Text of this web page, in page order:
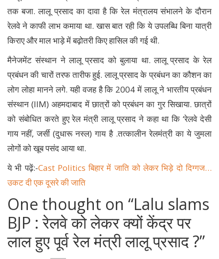
तक बजा. लालू प्रसाद का दावा है कि रेल मंत्रालय संभालने के दौरान
रेलवे ने काफी लाभ कमाया था. खास बात रही कि ये उपलब्धि बिना यात्री
किराए और माल भाड़े में बढ़ोतरी किए हासिल की गई थी.
मैनेजमेंट संस्थान ने लालू प्रसाद को बुलाया था. लालू प्रसाद के रेल
प्रबंधन की चारों तरफ तारीफ हुई. लालू प्रसाद के प्रबंधन का कौशन का
लोग लोहा मानने लगे. यही वजह है कि 2004 में लालू ने भारतीय प्रबंधन
संस्थान (IIM) अहमदाबाद में छात्रों को प्रबंधन का गुर सिखाया. छात्रों
को संबोधित करते हुए रेल मंत्री लालू प्रसाद ने कहा था कि ‘रेलवे देसी
गाय नहीं, जर्सी (दुधारू नस्ल) गाय है .तत्कालीन रेलमंत्री का ये जुमला
लोगों को खूब पसंद आया था.
ये भी पढ़ें:-Cast Politics बिहार में जाति को लेकर भिड़े दो दिग्गज…
उकट दी एक दूसरे की जाति
One thought on “Lalu slams
BJP : रेलवे को लेकर क्यों केंद्र पर
लाल हुए पूर्व रेल मंत्री लालू प्रसाद ?”